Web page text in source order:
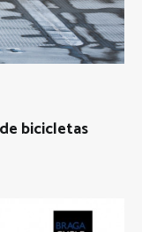
bicicletas